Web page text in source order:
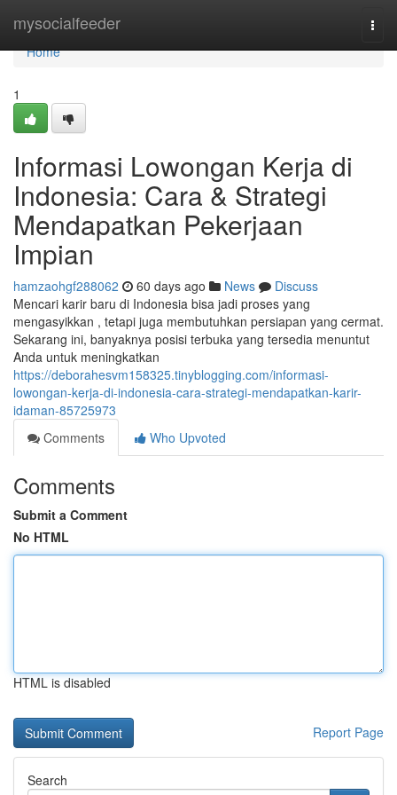
mysocialfeeder
Home
Home
1
Informasi Lowongan Kerja di
Indonesia: Cara & Strategi
Mendapatkan Pekerjaan
Impian
hamzaohgf288062 60 days ago News
Discuss
Mencari karir baru di Indonesia bisa jadi proses yang
mengasyikkan , tetapi juga membutuhkan persiapan yang cermat.
Sekarang ini, banyaknya posisi terbuka yang tersedia menuntut
Anda untuk meningkatkan
https://deborahesvm158325.tinyblogging.com/informasi-
lowongan-kerja-di-indonesia-cara-strategi-mendapatkan-karir-
idaman-85725973
Comments
Who Upvoted
Comments
Submit a Comment
No HTML
HTML is disabled
Report Page
Search